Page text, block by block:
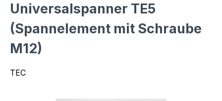
Universalspanner TE5
(Spannelement mit Schraube
M12)
TEC